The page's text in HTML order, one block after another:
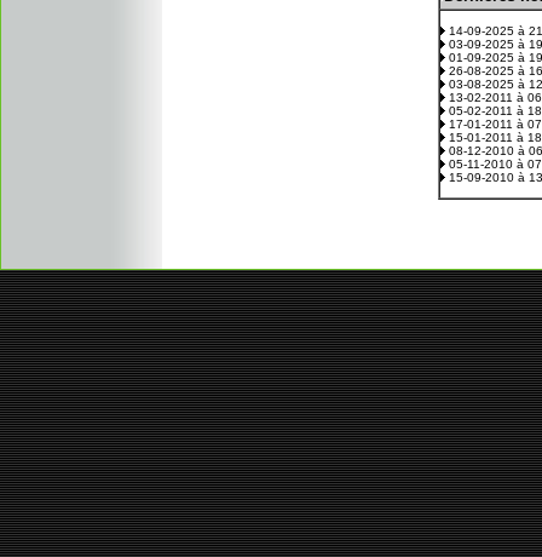
14-09-2025 à
03-09-2025 à
01-09-2025 à
26-08-2025 à
03-08-2025 à
13-02-2011 à
05-02-2011 à
17-01-2011 à
15-01-2011 à
08-12-2010 à
05-11-2010 à
15-09-2010 à